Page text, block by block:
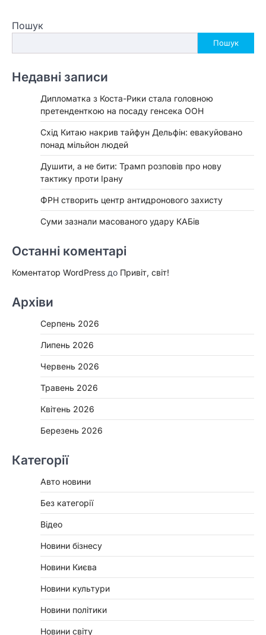
Пошук
Пошук
Недавні записи
Дипломатка з Коста-Рики стала головною
претенденткою на посаду генсека ООН
Схід Китаю накрив тайфун Дельфін: евакуйовано
понад мільйон людей
Душити, а не бити: Трамп розповів про нову
тактику проти Ірану
ФРН створить центр антидронового захисту
Суми зазнали масованого удару КАБів
Останні коментарі
Коментатор WordPress до Привіт, світ!
Архіви
Серпень 2026
Липень 2026
Червень 2026
Травень 2026
Квітень 2026
Березень 2026
Категорії
Авто новини
Без категорії
Відео
Новини бізнесу
Новини Києва
Новини культури
Новини політики
Новини світу